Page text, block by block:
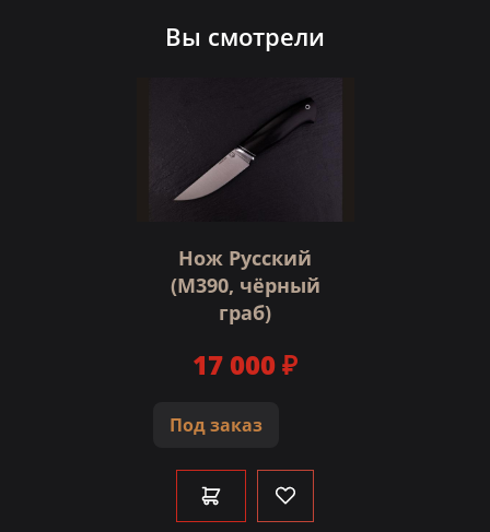
Вы смотрели
Нож Русский
(М390, чёрный
граб)
Под заказ
17 000 ₽